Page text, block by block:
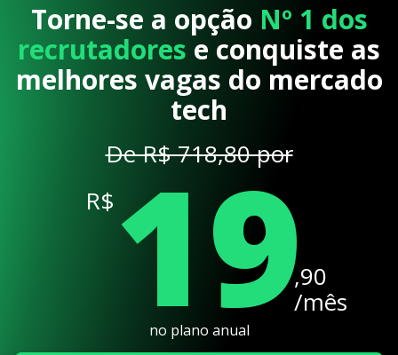
Torne-se a opção Nº 1 dos
recrutadores e conquiste as
melhores vagas do mercado
tech
De R$ 718,80 por
R$ 19,90
/mês
no plano anual